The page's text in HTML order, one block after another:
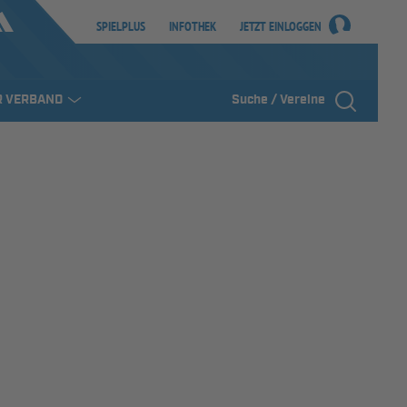
SPIELPLUS INFOTHEK JETZT EINLOGGEN
VERBAND Suche / Vereine